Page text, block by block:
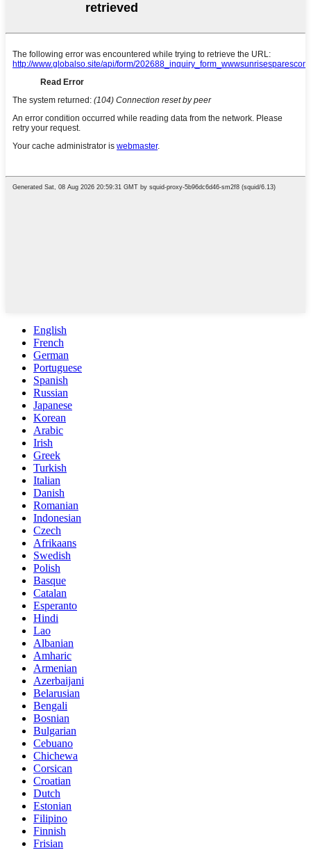
English
French
German
Portuguese
Spanish
Russian
Japanese
Korean
Arabic
Irish
Greek
Turkish
Italian
Danish
Romanian
Indonesian
Czech
Afrikaans
Swedish
Polish
Basque
Catalan
Esperanto
Hindi
Lao
Albanian
Amharic
Armenian
Azerbaijani
Belarusian
Bengali
Bosnian
Bulgarian
Cebuano
Chichewa
Corsican
Croatian
Dutch
Estonian
Filipino
Finnish
Frisian